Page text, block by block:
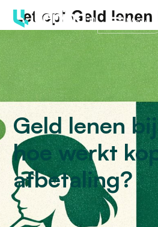
Menu
Geld lenen
hoe werkt
afbetaling?